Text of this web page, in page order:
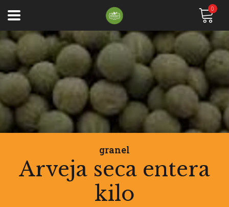
0
granel
Arveja seca entera
kilo